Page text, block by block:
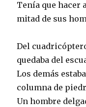
Tenía que hacer
mitad de sus
Del
quedaba del
Los demás
columna de
Un hombre